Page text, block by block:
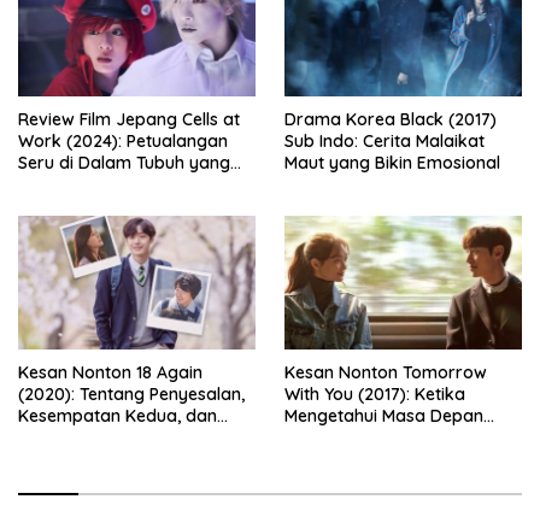
Review Film Jepang Cells at
Work (2024): Petualangan
Seru di Dalam Tubuh yang
Drama Korea Black (2017)
Sub Indo: Cerita Malaikat
Maut yang Bikin Emosional
Kesan Nonton 18 Again
(2020): Tentang Penyesalan,
Kesempatan Kedua, dan
Kesan Nonton Tomorrow
With You (2017): Ketika
Mengetahui Masa Depan